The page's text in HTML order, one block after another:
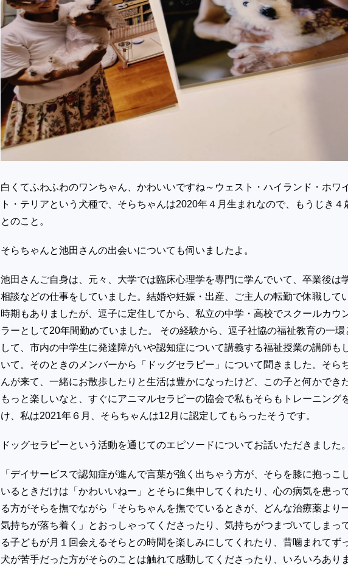
白くてふわふわのワンちゃん、かわいいですね～ウェスト・ハイランド・ホワ
ト・テリアという犬種で、そらちゃんは2020年４月生まれなので、もうじき４
とのこと。
そらちゃんと池田さんの出会いについても伺いましたよ。
池田さんご自身は、元々、大学では臨床心理学を専門に学んでいて、卒業後は
相談などの仕事をしていました。結婚や妊娠・出産、ご主人の転勤で休職して
時期もありましたが、逗子に定住してから、私立の中学・高校でスクールカウ
ラーとして20年間勤めていました。 その経験から、逗子社協の福祉教育の一環
して、市内の中学生に発達障がいや認知症について講義する福祉授業の講師も
いて。そのときのメンバーから「ドッグセラピー」について聞きました。そら
んが来て、一緒にお散歩したりと生活は豊かになったけど、この子と何かでき
もっと楽しいなと、すぐにアニマルセラピーの協会で私もそらもトレーニング
け、私は2021年６月、そらちゃんは12月に認定してもらったそうです。
ドッグセラピーという活動を通じてのエピソードについてお話いただきました
「デイサービスで認知症が進んで言葉が強く出ちゃう方が、そらを膝に抱っこ
いるときだけは「かわいいねー」とそらに集中してくれたり、心の病気を患っ
る方がそらを撫でながら「そらちゃんを撫でているときが、どんな治療薬より
気持ちが落ち着く」とおっしゃってくださったり、気持ちがつまづいてしまっ
る子どもが月１回会えるそらとの時間を楽しみにしてくれたり、昔噛まれてず
犬が苦手だった方がそらのことは触れて感動してくださったり、いろいろあり